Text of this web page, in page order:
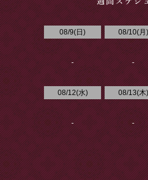
08/9(日 )
-
08/10(月 )
-
08/12(水)
-
08/13(木)
-